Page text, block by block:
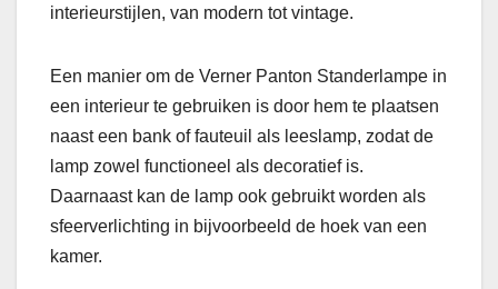
interieurstijlen, van modern tot vintage.
Een manier om de Verner Panton Standerlampe in
een interieur te gebruiken is door hem te plaatsen
naast een bank of fauteuil als leeslamp, zodat de
lamp zowel functioneel als decoratief is.
Daarnaast kan de lamp ook gebruikt worden als
sfeerverlichting in bijvoorbeeld de hoek van een
kamer.